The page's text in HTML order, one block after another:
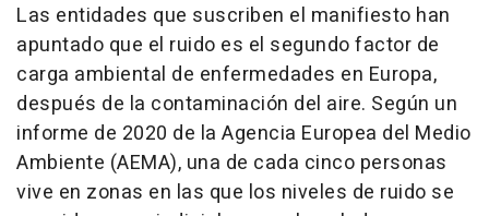
Las entidades que suscriben el manifiesto han
apuntado que el ruido es el segundo factor de
carga ambiental de enfermedades en Europa,
después de la contaminación del aire. Según un
informe de 2020 de la Agencia Europea del Medio
Ambiente (AEMA), una de cada cinco personas
vive en zonas en las que los niveles de ruido se